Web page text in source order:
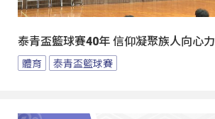
泰青盃籃球賽40年 信仰凝聚族人向心力
體育 泰青盃籃球賽